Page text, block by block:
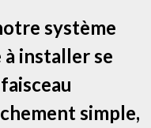
système
installer se
simple,